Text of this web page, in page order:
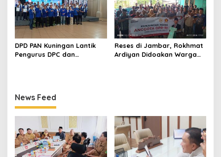
DPD PAN Kuningan Lantik
Pengurus DPC dan
Reses di Jambar, Rokhmat
Ardiyan Didoakan Warga
News Feed